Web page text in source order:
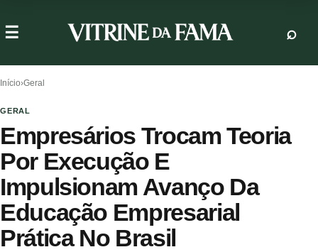
Início›Geral
GERAL
Empresários Trocam Teoria
Por Execução E
Impulsionam Avanço Da
Educação Empresarial
Prática No Brasil